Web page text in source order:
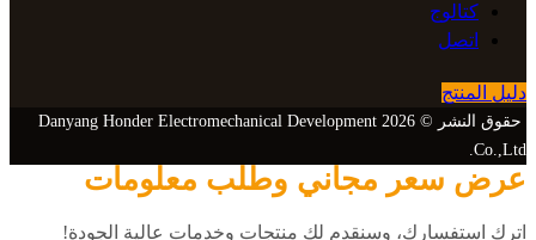
كتالوج
اتصل
دليل المنتج
حقوق النشر © 2026 Danyang Honder Electromechanical Development
Co.,Ltd.
عرض سعر مجاني وطلب معلومات
اترك استفسارك، وسنقدم لك منتجات وخدمات عالية الجودة!